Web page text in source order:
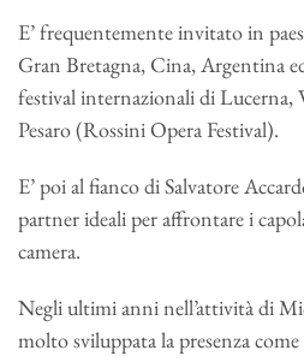
E’ frequentemente invitato in
Gran Bretagna, Cina, Argentina
festival internazionali di Lucerna,
Pesaro (Rossini Opera Festival).
E’ poi al fianco di Salvatore
partner ideali per affrontare i
camera.
Negli ultimi anni nell’attività di
molto sviluppata la presenza